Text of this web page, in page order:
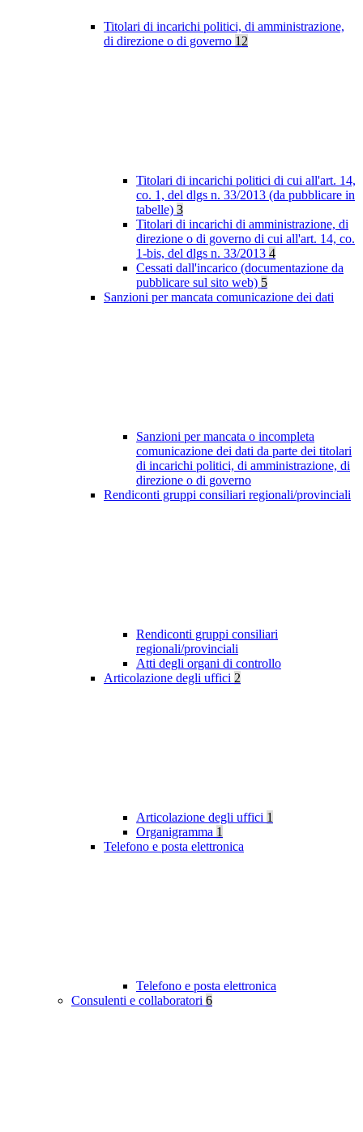
Titolari di incarichi politici, di amministrazione,
di direzione o di governo 12
Titolari di incarichi politici di cui all'art. 14,
co. 1, del dlgs n. 33/2013 (da pubblicare in
tabelle) 3
Titolari di incarichi di amministrazione, di
direzione o di governo di cui all'art. 14, co.
1-bis, del dlgs n. 33/2013 4
Cessati dall'incarico (documentazione da
pubblicare sul sito web) 5
Sanzioni per mancata comunicazione dei dati
Sanzioni per mancata o incompleta
comunicazione dei dati da parte dei titolari
di incarichi politici, di amministrazione, di
direzione o di governo
Rendiconti gruppi consiliari regionali/provinciali
Rendiconti gruppi consiliari
regionali/provinciali
Atti degli organi di controllo
Articolazione degli uffici 2
Articolazione degli uffici 1
Organigramma 1
Telefono e posta elettronica
Telefono e posta elettronica
Consulenti e collaboratori 6